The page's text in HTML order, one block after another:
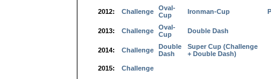
2012: Challenge
Oval-
Cup
Ironman-Cup
2013: Challenge
Oval-
Cup
Double Dash
2014: Challenge
Double
Dash
Super Cup (Challenge
+ Double Dash)
2015:
Challenge